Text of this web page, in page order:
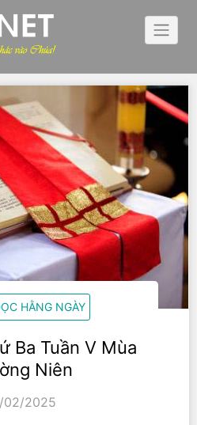
HẰNG NGÀY
Ba Tuần V Mùa
Niên
02/2025